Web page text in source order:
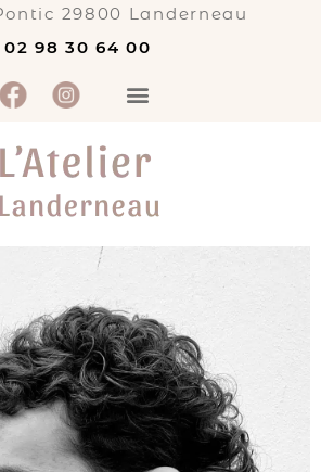
29800 Landerneau
02 98 30 64 00